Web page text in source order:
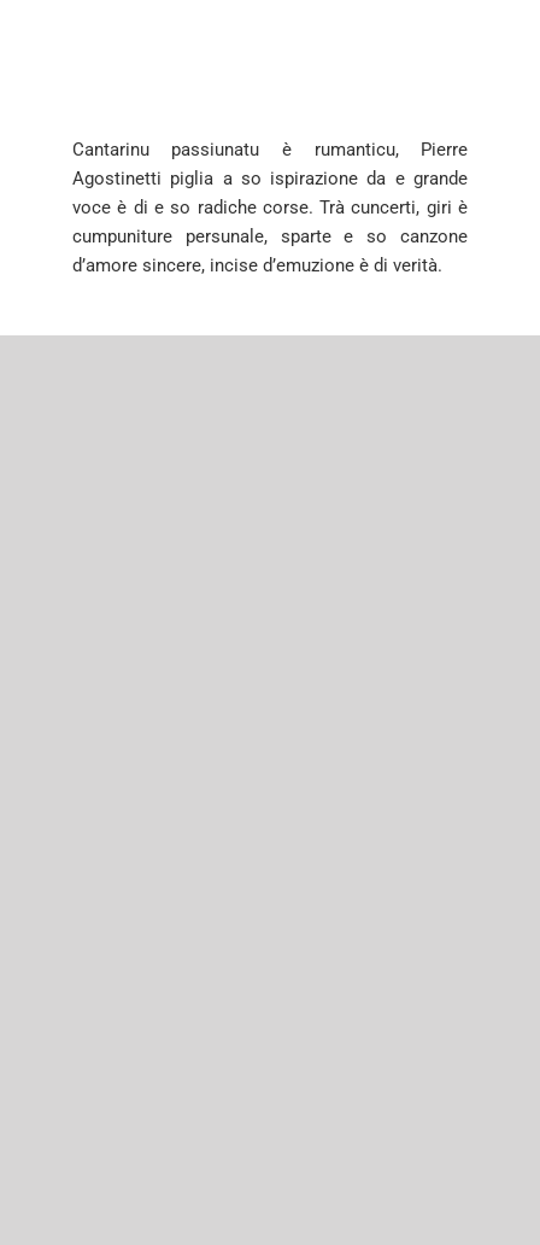
Cantarinu passiunatu è rumanticu, Pierre
Agostinetti piglia a so ispirazione da e grande
voce è di e so radiche corse. Trà cuncerti, giriè
cumpuniture persunale, sparte e so canzone
d’amore sincere, incise d’emuzione è di verità.